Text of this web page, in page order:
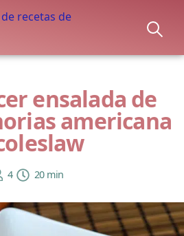
ensalada de
americana
4 20 min